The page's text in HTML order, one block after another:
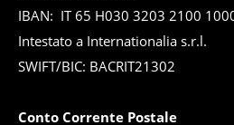
IBAN: IT 65 H030 3203 2100
Intestato a Internationalia s.r.l.
SWIFT/BIC: BACRIT21302
Conto Corrente Postale